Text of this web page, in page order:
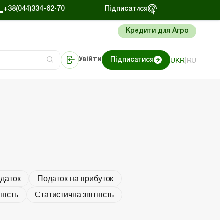
+38(044)334-62-70 Підписатися
Кредити для Агро
Увійти Підписатися UKR RU
Податок на прибуток
Статистична звітність